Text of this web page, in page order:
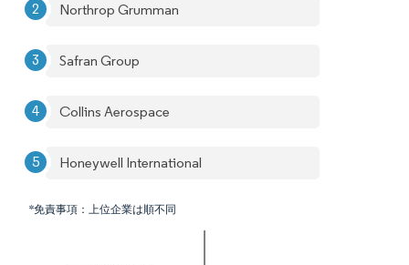
Northrop Grumman
Safran Group
Collins Aerospace
Honeywell International
*免責事項：上位企業は順不同